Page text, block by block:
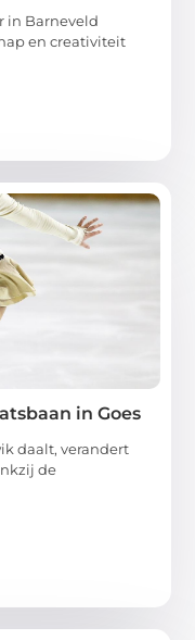
in Barneveld
en creativiteit
in Goes
daalt, verandert
de